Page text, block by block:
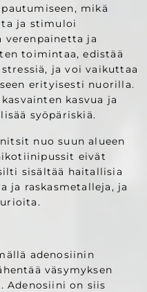
mikä
ja stimuloi
verenpainetta ja
toimintaa, edistää
ja voi vaikuttaa
erityisesti nuorilla.
kasvua ja
syöpäriskiä.
nuo suun alueen
eivät
sisältää haitallisia
ja raskasmetalleja, ja
adenosiinin
väsymyksen
Adenosiini on siis